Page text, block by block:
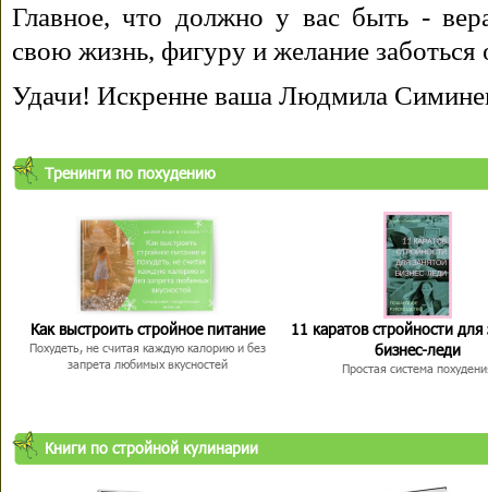
Главное, что должно у вас быть -
свою жизнь, фигуру и желание заботься
Удачи! Искренне ваша Людмила
Тренинги по похудению
Как выстроить стройное питание
Похудеть, не считая каждую калорию и без
запрета любимых вкусностей
11 каратов стройности для
бизнес-леди
Простая система
Книги по стройной кулинарии